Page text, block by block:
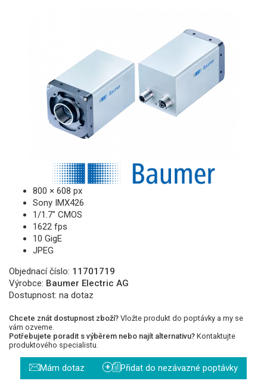
800 × 608 px
Sony IMX426
1/1.7″ CMOS
1622 fps
10 GigE
JPEG
Objednací číslo: 11701719
Výrobce: Baumer Electric AG
Dostupnost: na dotaz
Chcete znát dostupnost zboží? Vložte produkt do poptávky a my se
vám ozveme.
Potřebujete poradit s výběrem nebo najít alternativu? Kontaktujte
produktového specialistu.
Mám dotaz + Přidat do nezávazné poptávky